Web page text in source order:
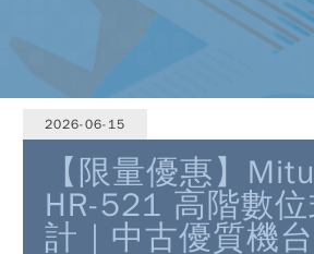
2026-06-15
【限量優惠】
HR-521 高階數
計｜中古優質機台